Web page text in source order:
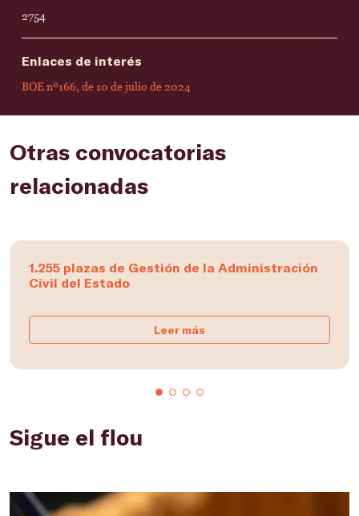
2754
Enlaces de interés
BOE nº166, de 10 de julio de 2024
Otras convocatorias
relacionadas
1.255 plazas de Gestión de la Administración
Civil del Estado
Leer más
Sigue el flou